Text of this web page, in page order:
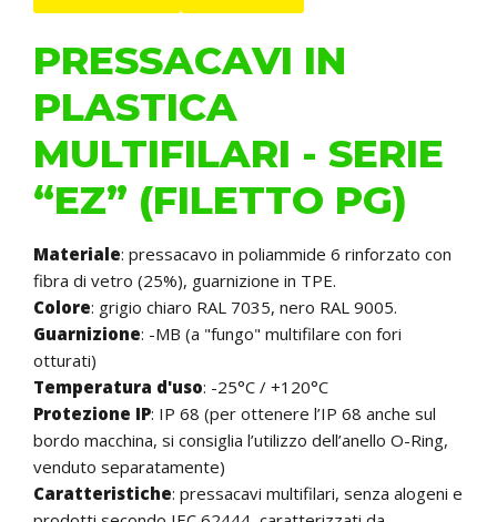
PRESSACAVI IN
PLASTICA
MULTIFILARI - SERIE
“EZ” (FILETTO PG)
Materiale: pressacavo in poliammide 6 rinforzato con
fibra di vetro (25%), guarnizione in TPE.
Colore: grigio chiaro RAL 7035, nero RAL 9005.
Guarnizione: -MB (a "fungo" multifilare con fori
otturati)
Temperatura d'uso: -25°C / +120°C
Protezione IP: IP 68 (per ottenere l’IP 68 anche sul
bordo macchina, si consiglia l’utilizzo dell’anello O-Ring,
venduto separatamente)
Caratteristiche: pressacavi multifilari, senza alogeni e